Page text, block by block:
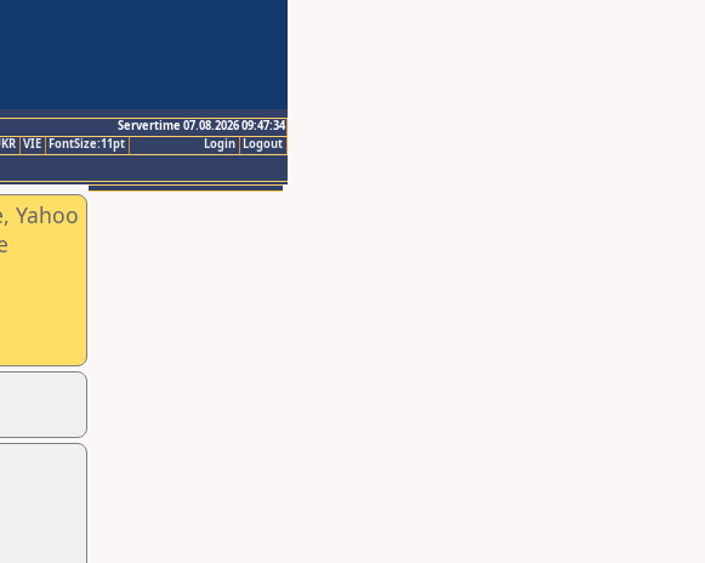
Servertime 07.08.2026 09:47:34
Logout
Login
VIE FontSize:11pt
Yahoo